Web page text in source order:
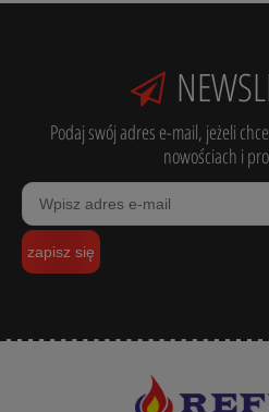
Podaj swój adres e-mail, jeżeli
nowościach i
zapisz się